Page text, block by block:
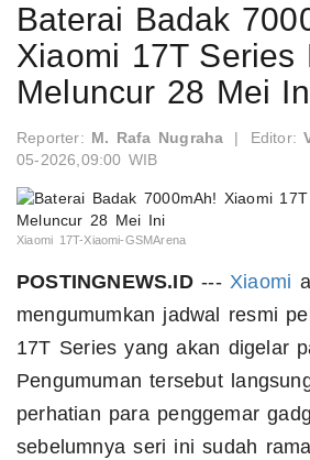
Baterai Badak
Xiaomi 17T Series
Meluncur 28 Mei
Reporter: M. Rafa Nugraha | Editor:
05-2026,09:00 WIB
Xiaomi 17T-Xiaomi-GSMArena
POSTINGNEWS.ID---Xiaomi
mengumumkan jadwal resmi
17T Series yang akan digelar
Pengumuman tersebut
perhatian para penggemar
sebelumnya seri ini sudah